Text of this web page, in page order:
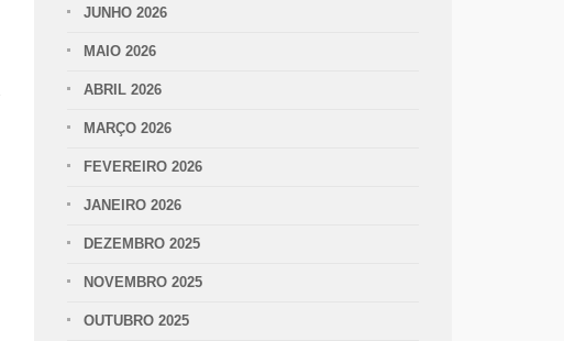
JUNHO 2026
MAIO 2026
ABRIL 2026
MARÇO 2026
FEVEREIRO 2026
JANEIRO 2026
DEZEMBRO 2025
NOVEMBRO 2025
OUTUBRO 2025